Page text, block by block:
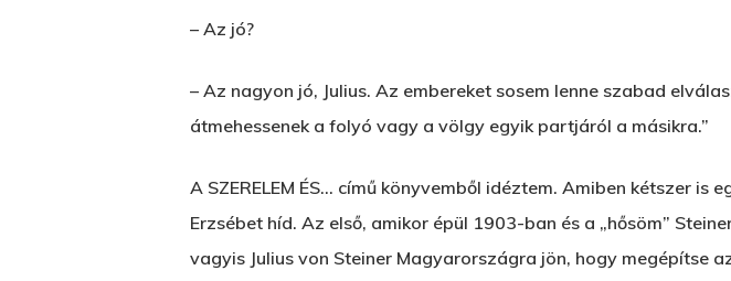
– Az jó?
– Az nagyon jó, Julius. Az embereket sosem lenne szabad
átmehessenek a folyó vagy a völgy egyik partjáról a másikra.”
A SZERELEM ÉS… című könyvemből idéztem. Amiben kétszer
Erzsébet híd. Az első, amikor épül 1903-ban és a „hősöm”
vagyis Julius von Steiner Magyarországra jön, hogy megépítse